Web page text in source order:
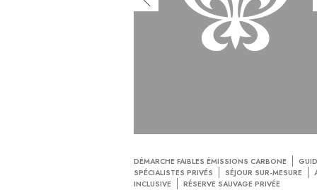
DÉMARCHE FAIBLES ÉMISSIONS CARBONE
SPÉCIALISTES PRIVÉS
SÉJOUR SUR-MESURE
INCLUSIVE
RÉSERVE SAUVAGE PRIVÉE